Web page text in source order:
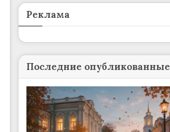
Реклама
Последние опубликованные